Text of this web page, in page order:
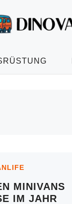
MINIVANS
IM JAHR